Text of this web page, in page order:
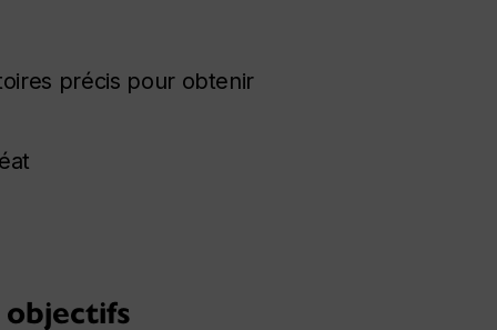
précis pour obtenir
objectifs